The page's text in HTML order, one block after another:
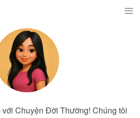
Chuyện Đời Thường! Chúng tôi